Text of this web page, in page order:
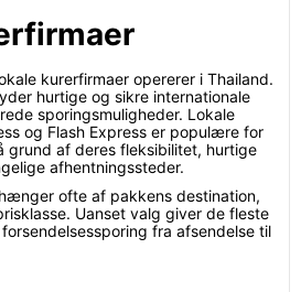
kurerfirmaer opererer i Thailand.
hurtige og sikre internationale
sporingsmuligheder. Lokale
og Flash Express er populære for
grund af deres fleksibilitet, hurtige
afhentningssteder.
ofte af pakkens destination,
Uanset valg giver de fleste
fra afsendelse til